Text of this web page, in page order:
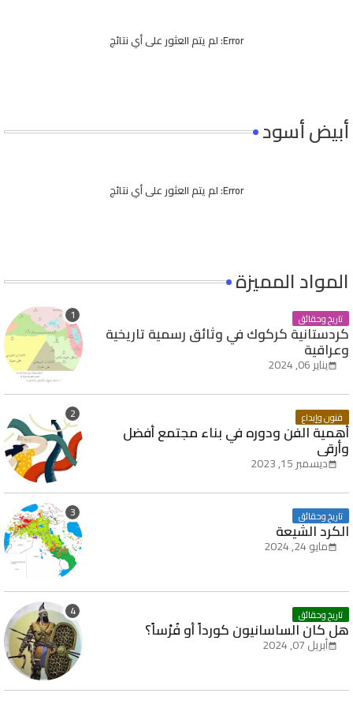
Error: لم يتم العثور على أي نتائج
أبيض أسود
Error: لم يتم العثور على أي نتائج
المواد المميزة
تاريخ وحقائق
كردستانية كركوك في وثائق رسمية تاريخية
وعراقية
يناير 06, 2024
فنون وإبداع
أهمية الفن ودوره في بناء مجتمع أفضل
وأرقى
ديسمبر 15, 2023
تاريخ وحقائق
الكرد الشيعة
مايو 24, 2024
تاريخ وحقائق
هل كان الساسانيون كورداً أو فُرْساً؟
أبريل 07, 2024